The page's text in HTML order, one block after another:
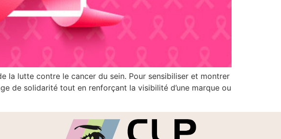
la lutte contre le cancer du sein. Pour sensibiliser et montrer
de solidarité tout en renforçant la visibilité d’une marque ou